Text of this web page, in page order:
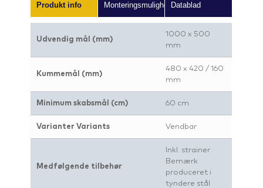
Produkt info MonteringsmulighederDatablad
Udvendig mål (mm)
1000 x 500
mm
Kummemål (mm)
480 x 420 / 160
mm
Minimum skabsmål (cm) 60 cm
Varianter Variants Vendbar
Medfølgende tilbehør
Inkl. strainer
Bemærk
produceret i
tyndere stål